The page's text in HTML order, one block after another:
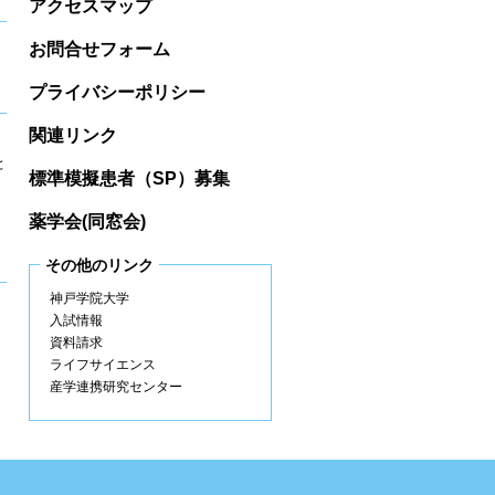
アクセスマップ
お問合せフォーム
プライバシーポリシー
関連リンク
標準模擬患者（SP）募集
薬学会(同窓会)
その他のリンク
神戸学院大学
入試情報
資料請求
ライフサイエンス
産学連携研究センター